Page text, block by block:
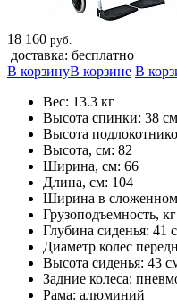
18 160 руб.
доставка: бесплатно
В корзинуВ корзине В
Вес: 13.3 кг
Высота спинки: 38 см
Высота
Высота, см: 82
Ширина, см: 66
Длина, см: 104
Ширина в
Грузоподъемность,
Глубина сиденья: 41
Диаметр колес
Высота сиденья: 43
Задние колеса:
Рама: алюминий